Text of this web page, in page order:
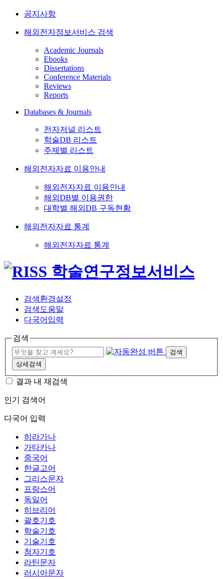
공지사항
해외전자정보서비스 검색
Academic Journals
Ebooks
Dissertations
Conference Materials
Reviews
Reports
Databases & Journals
전자저널 리스트
학술DB 리스트
주제별 리스트
해외전자자료 이용안내
해외전자자료 이용안내
해외DB별 이용권한
대학별 해외DB 구독현황
해외전자자료 통계
해외전자자료 통계
검색환경설정
검색도움말
다국어입력
검색
검색
상세검색
결과 내 재검색
인기 검색어
다국어 입력
히라가나
가타카나
중국어
한글고어
그리스문자
프랑스어
독일어
히브리어
괄호기호
학술기호
기술기호
첨자기호
라틴문자
러시아문자